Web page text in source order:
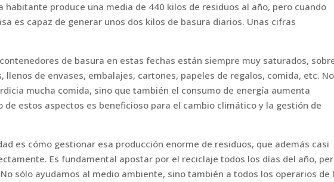
habitante produce una media de 440 kilos de residuos al año, pero cuando
es capaz de generar unos dos kilos de basura diarios. Unas cifras
de basura en estas fechas están siempre muy saturados,
llenos de envases, embalajes, cartones, papeles de regalos, comida, etc. No
mucha comida, sino que también el consumo de energía aumenta
de estos aspectos es beneficioso para el cambio climático y la gestión de
es cómo gestionar esa producción enorme de residuos, que además casi
Es fundamental apostar por el reciclaje todos los días del año,
sólo ayudamos al medio ambiente, sino también a todos los operarios de